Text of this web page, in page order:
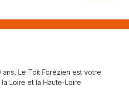
Le Toit Forézien est votre
Loire et la Haute-Loire